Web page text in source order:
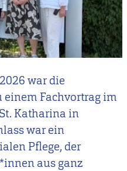
war die
einem Fachvortrag im
Katharina in
war ein
Pflege, der
aus ganz